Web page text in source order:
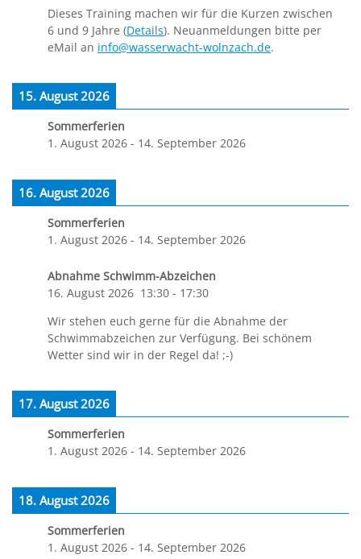
Dieses Training machen wir für die Kurzen zwischen
6 und 9 Jahre (Details). Neuanmeldungen bitte per
eMail an info@wasserwacht-wolnzach.de.
15. August 2026
Sommerferien
1. August 2026 - 14. September 2026
16. August 2026
Sommerferien
1. August 2026 - 14. September 2026
Abnahme Schwimm-Abzeichen
16. August 2026 13:30 - 17:30
Wir stehen euch gerne für die Abnahme der
Schwimmabzeichen zur Verfügung. Bei schönem
Wetter sind wir in der Regel da! ;-)
17. August 2026
Sommerferien
1. August 2026 - 14. September 2026
18. August 2026
Sommerferien
1. August 2026 - 14. September 2026